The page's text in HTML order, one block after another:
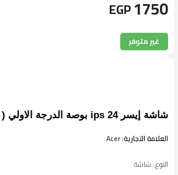
1750
EGP
غير متوفر
شاشة إيسر 24 ips بوصة الدرجة الاولي ( مستعمل )
العلامة التجارية:Acer
النوع: شاشة